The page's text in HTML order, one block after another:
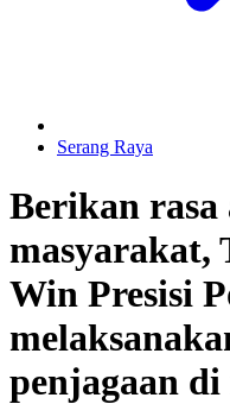
Serang Raya
Berikan rasa
masyarakat,
Win Presisi
penjagaan